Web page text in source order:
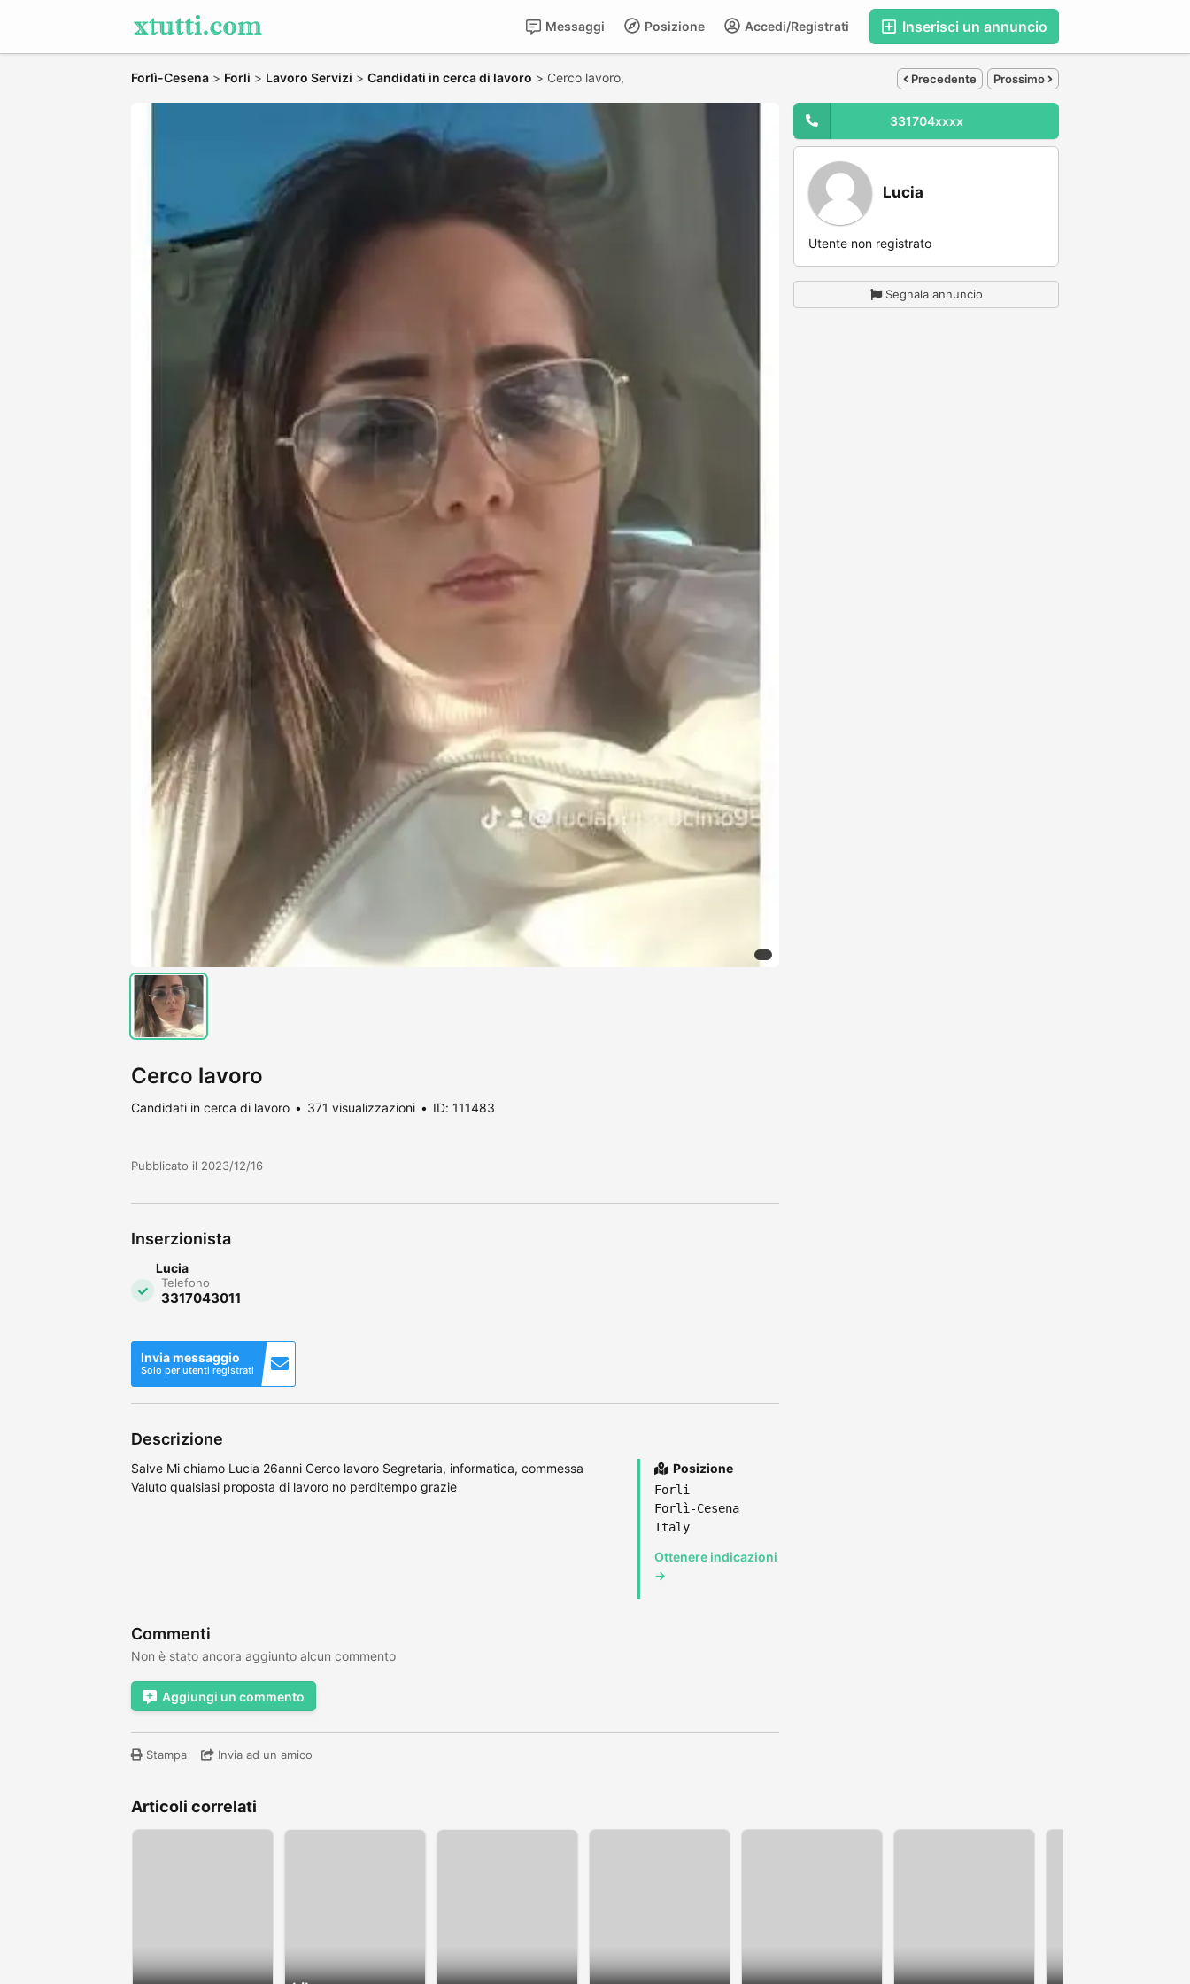
Inserisci un annuncio
Accedi/Registrati
Posizione
Messaggi
Forlì-Cesena > Forli > Lavoro Servizi > Candidati in cerca di lavoro > Cerco lavoro, Precedente Prossimo
Cerco lavoro
Candidati in cerca di lavoro 371 visualizzazioni ID: 111483
Pubblicato il 2023/12/16
Inserzionista
Lucia
Telefono
3317043011
Invia messaggio
Solo per utenti registrati
Descrizione
Salve Mi chiamo Lucia 26anni Cerco lavoro Segretaria, informatica, commessa
Valuto qualsiasi proposta di lavoro no perditempo grazie
Posizione
Forli
Forlì-Cesena
Italy
Ottenere indicazioni
→
Commenti
Non è stato ancora aggiunto alcun commento
Aggiungi un commento
Stampa Invia ad un amico
331704xxxx
Lucia
Utente non registrato
Segnala annuncio
Articoli correlati